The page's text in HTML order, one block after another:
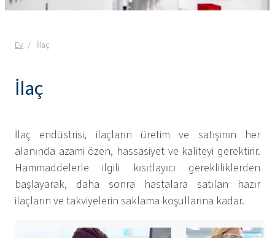
Ev İlaç
İlaç
İlaç endüstrisi, ilaçların üretim ve satışının her
alanında azami özen, hassasiyet ve kaliteyi gerektirir.
Hammaddelerle ilgili kısıtlayıcı gerekliliklerden
başlayarak, daha sonra hastalara satılan hazır
ilaçların ve takviyelerin saklama koşullarına kadar.